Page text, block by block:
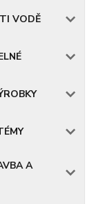
VODĚ
A